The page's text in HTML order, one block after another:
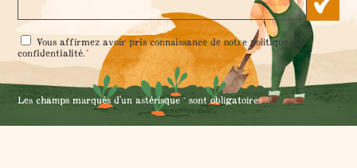
RGPD
*
Vous affirmez avoir pris connaissance de notrepolitique de
confidentialité.*
Les champs marqués d'un astérisque * sont obligatoires